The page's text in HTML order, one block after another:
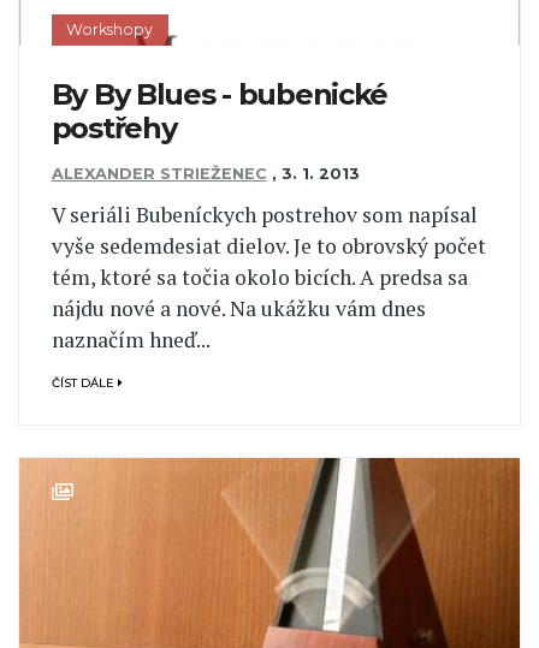
Workshopy
By By Blues - bubenické
postřehy
ALEXANDER STRIEŽENEC , 3. 1. 2013
V seriáli Bubeníckych postrehov som napísal
vyše sedemdesiat dielov. Je to obrovský počet
tém, ktoré sa točia okolo bicích. A predsa sa
nájdu nové a nové. Na ukážku vám dnes
naznačím hneď...
ČÍST DÁLE